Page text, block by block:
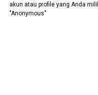
akun atau profile yang Anda
"Anonymous"